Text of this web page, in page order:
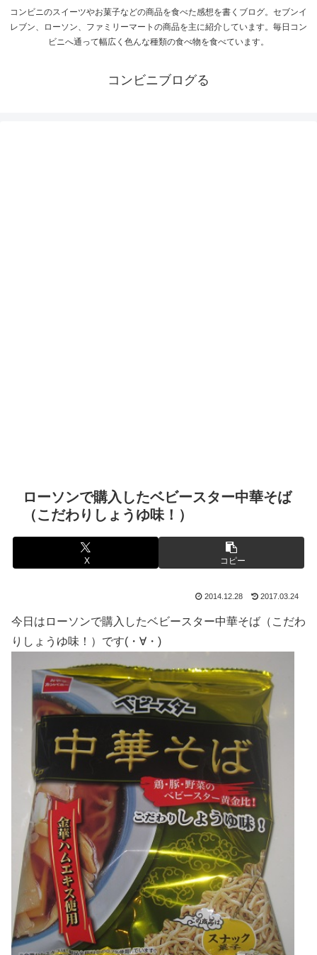
コンビニのスイーツやお菓子などの商品を食べた感想を書くブログ。セブンイ
レブン、ローソン、ファミリーマートの商品を主に紹介しています。毎日コン
ビニへ通って幅広く色んな種類の食べ物を食べています。
コンビニブログる
ローソンで購入したベビースター中華そば
（こだわりしょうゆ味！）
X コピー
2014.12.28 2017.03.24
今日はローソンで購入したベビースター中華そば（こだわ
りしょうゆ味！）です(・∀・)